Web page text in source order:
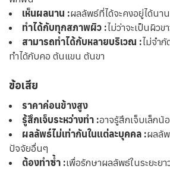
เห็นผลนาน :ผลลัพธ์ที่ได้จะคงอยู่ได้นา
ทำได้กับทุกสภาพผิว :ไม่ว่าจะเป็นผิวข
สามารถทำได้กับหลายบริเวณ :ไม่จำกั
ทำได้กับคอ ต้นแขน ต้นขา
ข้อเสีย
ราคาค่อนข้างสูง
รู้สึกเจ็บระหว่างทำ :อาจรู้สึกเจ็บเล็กน้
ผลลัพธ์ไม่เท่ากันในแต่ละบุคคล :ผลลั
ปัจจัยอื่นๆ
ต้องทำซ้ำ :เพื่อรักษาผลลัพธ์ในระยะย